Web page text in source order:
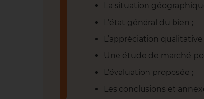
La situation
L’état général du bien ;
L’appréciation qualitative
Une étude de marché
L’évaluation proposée ;
Les conclusions et